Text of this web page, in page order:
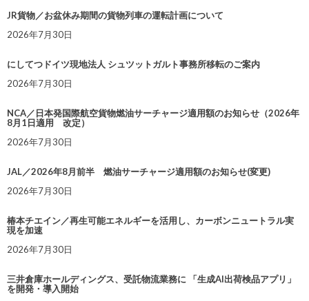
JR貨物／お盆休み期間の貨物列車の運転計画について
2026年7月30日
にしてつドイツ現地法人 シュツットガルト事務所移転のご案内
2026年7月30日
NCA／日本発国際航空貨物燃油サーチャージ適用額のお知らせ（2026年
8月1日適用 改定）
2026年7月30日
JAL／2026年8月前半 燃油サーチャージ適用額のお知らせ(変更)
2026年7月30日
椿本チエイン／再生可能エネルギーを活用し、カーボンニュートラル実
現を加速
2026年7月30日
三井倉庫ホールディングス、受託物流業務に 「生成AI出荷検品アプリ」
を開発・導入開始